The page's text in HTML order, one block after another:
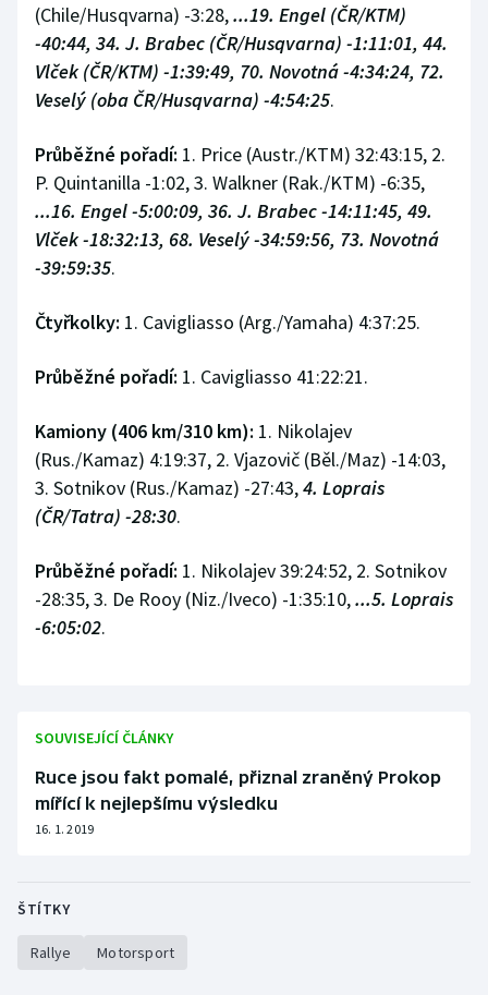
(Chile/Husqvarna) -3:28,...19. Engel (ČR/KTM)
-40:44, 34. J. Brabec (ČR/Husqvarna) -1:11:01, 44.
Vlček (ČR/KTM) -1:39:49, 70. Novotná -4:34:24, 72.
Veselý (oba ČR/Husqvarna) -4:54:25.
Průběžné pořadí: 1. Price (Austr./KTM) 32:43:15, 2.
P. Quintanilla -1:02, 3. Walkner (Rak./KTM) -6:35,
...16. Engel -5:00:09, 36. J. Brabec -14:11:45, 49.
Vlček -18:32:13, 68. Veselý -34:59:56, 73. Novotná
-39:59:35.
Čtyřkolky: 1. Cavigliasso (Arg./Yamaha) 4:37:25.
Průběžné pořadí: 1. Cavigliasso 41:22:21.
Kamiony (406 km/310 km): 1. Nikolajev
(Rus./Kamaz) 4:19:37, 2. Vjazovič (Běl./Maz) -14:03,
3. Sotnikov (Rus./Kamaz) -27:43,4. Loprais
(ČR/Tatra) -28:30.
Průběžné pořadí: 1. Nikolajev 39:24:52, 2. Sotnikov
-28:35, 3. De Rooy (Niz./Iveco) -1:35:10,...5. Loprais
-6:05:02.
SOUVISEJÍCÍ ČLÁNKY
Ruce jsou fakt pomalé, přiznal zraněný Prokop
mířící k nejlepšímu výsledku
16. 1. 2019
ŠTÍTKY
Rallye Motorsport